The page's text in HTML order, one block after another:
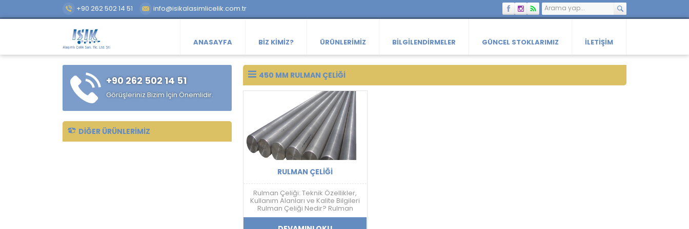
+90 262 502 14 51 info@isikalasimlicelik.com.tr
ANASAYFA BIZ KIMIZ? ÜRÜNLERIMIZ BILGILENDIRMELER GÜNCEL STOKLARIMIZ İLETIŞIM
450 MM RULMAN ÇELIĞI
RULMAN ÇELIĞI
Rulman Çeliği: Teknik Özellikler,
Kullanım Alanları ve Kalite Bilgileri
Rulman Çeliği Nedir? Rulman
çeliği; yüksek sertlik, aşınma
dayanımı, yorulma direnci ve
+90 262 502 14 51
Görüşleriniz Bizim İçin Önemlidir.
DIĞER ÜRÜNLERIMIZ